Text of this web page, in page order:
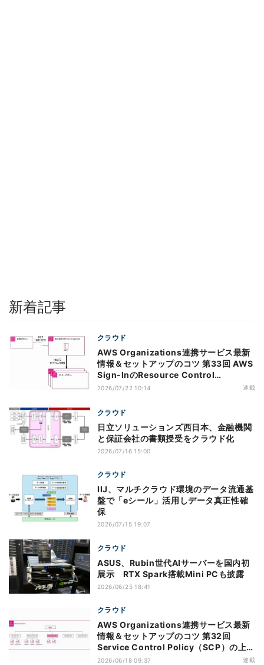
新着記事
クラウド
AWS Organizations連携サービス最新
情報＆セットアップのコツ 第33回 AWS
Sign-InのResource Control
Policy（RCP）対応のメリットと注意点
2026/07/22 10:14 連載
クラウド
日立ソリューションズ西日本、金融機関
と保証会社の書類授受をクラウド化
2026/07/16 15:00
クラウド
IIJ、マルチクラウド環境のデータ流通基
盤で「eシール」活用しデータ真正性確
保
2026/07/15 19:07
クラウド
ASUS、Rubin世代AIサーバーを国内初
展示 RTX Spark搭載Mini PCも披露
2026/06/25 18:41
クラウド
AWS Organizations連携サービス最新
情報＆セットアップのコツ 第32回
Service Control Policy（SCP）の上限
緩和のアップデートがもたらすメリット
2026/06/18 09:37 連載